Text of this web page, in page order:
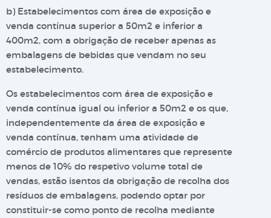
b) Estabelecimentos com área de exposição e
venda contínua superior a 50m2 e inferior a
400m2, com a obrigação de receber apenas as
embalagens de bebidas que vendam no seu
estabelecimento.
Os estabelecimentos com área de exposição e
venda contínua igual ou inferior a 50m2 e os que,
independentemente da área de exposição e
venda contínua, tenham uma atividade de
comércio de produtos alimentares que represente
menos de 10% do respetivo volume total de
vendas, estão isentos da obrigação de recolha dos
resíduos de embalagens, podendo optar por
constituir-se como ponto de recolha mediante